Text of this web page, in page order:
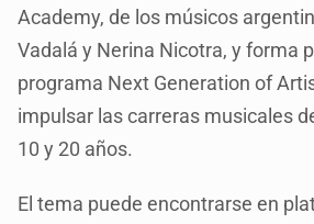
Academy, de los músicos
Vadalá y Nerina Nicotra, y forma
programa Next Generation of
impulsar las carreras musicales
10 y 20 años.
El tema puede encontrarse en